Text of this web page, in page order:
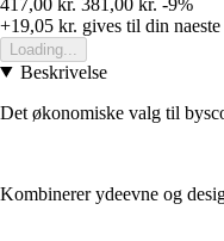
+19,05 kr. gives til din
Loading...
Beskrivelse
Det økonomiske valg til
Kombinerer ydeevne og